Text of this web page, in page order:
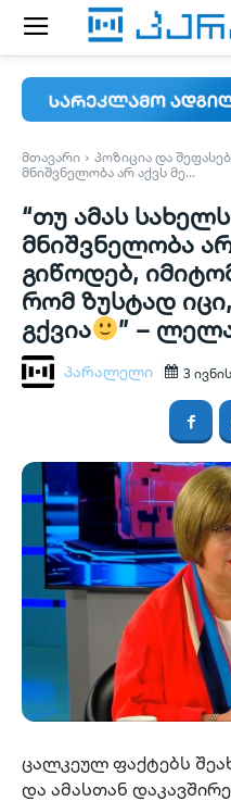
ᲛᲗᲐᲕᲐᲠᲘ ᲞᲝᲖᲘᲪᲘᲐ ᲓᲐ
ᲛᲜᲘᲨᲕᲜᲔᲚᲝᲑᲐ ᲐᲠ ᲐᲥᲕᲡ ᲛᲔ...
“თუ ამას
მნიშვნელობა
გიწოდებ,
რომ ზუსტად
გქვია
” –
პარალელი 3
ცალკეულ ფაქტებს
და ამასთან